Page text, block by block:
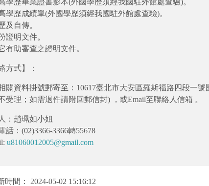
學歷畢業證書影本(外國學歷須經我國駐外館處查驗)。
學歷成績單(外國學歷須經我國駐外館處查驗)。
及自傳。
證明文件。
有助審查之證明文件。
方式】：
關資料掛號郵寄至：10617臺北市大安區羅斯福路四段一
受理；如需退件請附回郵信封) ，或Email至聯絡人信箱 。
：趙珮如小姐
話：(02)3366-3366轉55678
u81060012005@gmail.com
時間： 2024-05-02 15:16:12